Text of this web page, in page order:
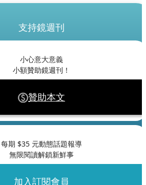
支持鏡週刊
小心意大意義
小額贊助鏡週刊！
贊助本文
每期 $35 元動態話題報導
無限閱讀解鎖新鮮事
加入訂閱會員